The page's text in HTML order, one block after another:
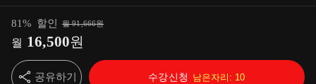
81% 할인 월91,666원
월 16,500원
공유하기 수강신청 남은자리: 10